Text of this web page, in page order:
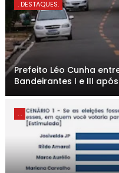
. DESTAQUES.
Prefeito Léo Cunha
Bandeirantes I e III
. .